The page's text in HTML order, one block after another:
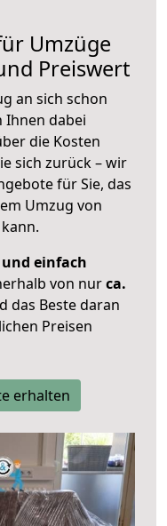
Umzüge
Preiswert
an sich schon
Ihnen dabei
die Kosten
sich zurück – wir
für Sie, das
Umzug von
und einfach
von nurca.
das Beste daran
Preisen
erhalten